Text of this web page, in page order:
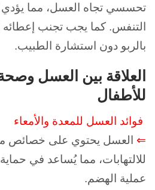
تحسسي تجاه العسل، مما
التنفس. كما يجب تجنب إعطائه
بالربو دون استشارة الطبيب.
العلاقة بين العسل
للأطفال
فوائد العسل للمعدة والأمعاء
⇐ العسل يحتوي على خصائص
للالتهابات، مما يُساعد في
عملية الهضم.